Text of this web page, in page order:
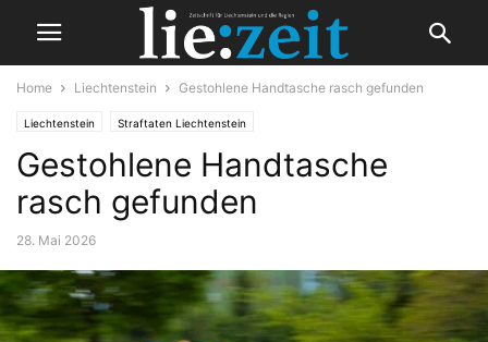
Home Liechtenstein Gestohlene Handtasche rasch gefunden
Liechtenstein Straftaten Liechtenstein
Gestohlene Handtasche
rasch gefunden
28. Mai 2026